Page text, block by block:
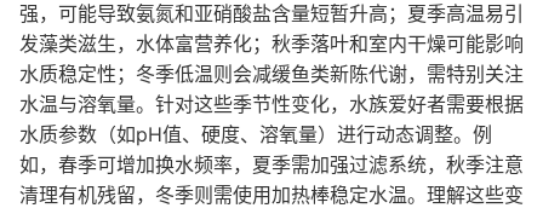
强，可能导致氨氮和亚硝酸盐含量短暂升高；夏季高温易引
发藻类滋生，水体富营养化；秋季落叶和室内干燥可能影响
水质稳定性；冬季低温则会减缓鱼类新陈代谢，需特别关注
水温与溶氧量。针对这些季节性变化，水族爱好者需要根据
水质参数（如pH值、硬度、溶氧量）进行动态调整。例
如，春季可增加换水频率，夏季需加强过滤系统，秋季注意
清理有机残留，冬季则需使用加热棒稳定水温。理解这些变